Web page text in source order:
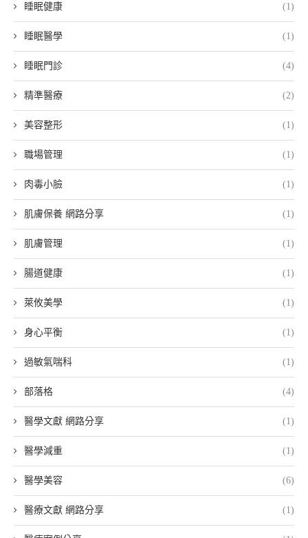
睡眠健康 (1)
睡眠醫學 (1)
睡眠門診 (4)
精準醫療 (2)
美容整形 (1)
職場管理 (1)
肉毒小臉 (1)
肌膚保養 網路分享 (1)
肌膚管理 (1)
腸道健康 (1)
萊攸美學 (1)
身心平衡 (1)
過敏氣喘科 (1)
部落格 (4)
醫學文獻 網路分享 (1)
醫學減重 (1)
醫學美容 (6)
醫療文獻 網路分享 (1)